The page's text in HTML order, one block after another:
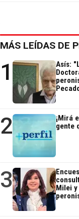
MÁS LEÍDAS DE
1
Asís:
2
¡Mirá
gente
3
Milei